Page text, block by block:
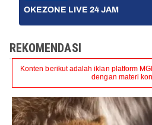
OKEZONE LIVE 24 JAM